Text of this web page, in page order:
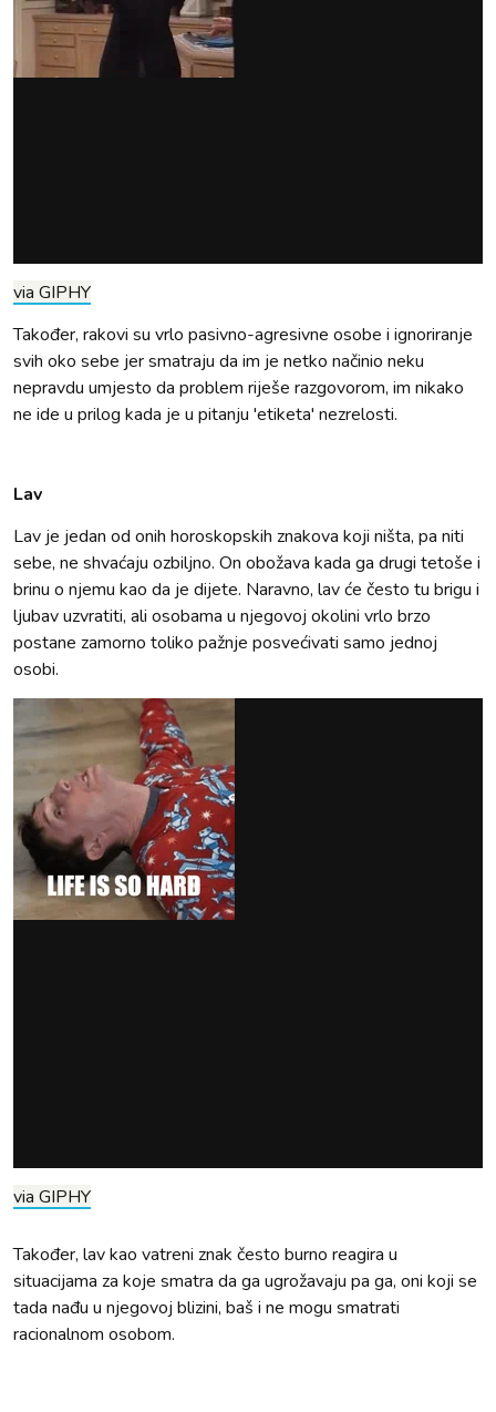
via GIPHY
Također, rakovi su vrlo pasivno-agresivne osobe i ignoriranje
svih oko sebe jer smatraju da im je netko načinio neku
nepravdu umjesto da problem riješe razgovorom, im nikako
ne ide u prilog kada je u pitanju 'etiketa' nezrelosti.
Lav
Lav je jedan od onih horoskopskih znakova koji ništa, pa niti
sebe, ne shvaćaju ozbiljno. On obožava kada ga drugi tetoše i
brinu o njemu kao da je dijete. Naravno, lav će često tu brigu i
ljubav uzvratiti, ali osobama u njegovoj okolini vrlo brzo
postane zamorno toliko pažnje posvećivati samo jednoj
osobi.
via GIPHY
Također, lav kao vatreni znak često burno reagira u
situacijama za koje smatra da ga ugrožavaju pa ga, oni koji se
tada nađu u njegovoj blizini, baš i ne mogu smatrati
racionalnom osobom.